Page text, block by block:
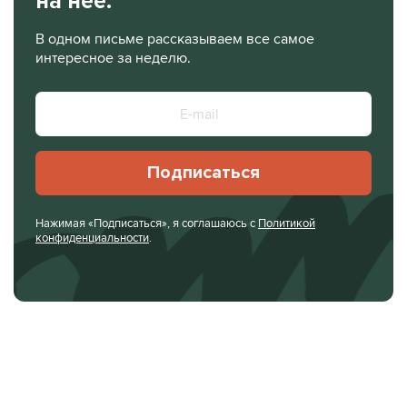
В одном письме рассказываем все самое
интересное за неделю.
Подписаться
Нажимая «Подписаться», я соглашаюсь с Политикой
конфиденциальности.